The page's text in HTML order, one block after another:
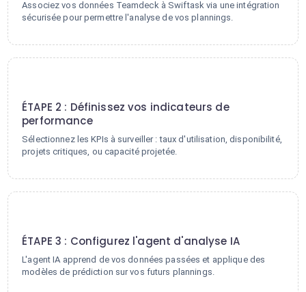
Associez vos données Teamdeck à Swiftask via une intégration
sécurisée pour permettre l'analyse de vos plannings.
ÉTAPE 2 : Définissez vos indicateurs de
performance
Sélectionnez les KPIs à surveiller : taux d'utilisation, disponibilité,
projets critiques, ou capacité projetée.
ÉTAPE 3 : Configurez l'agent d'analyse IA
L'agent IA apprend de vos données passées et applique des
modèles de prédiction sur vos futurs plannings.